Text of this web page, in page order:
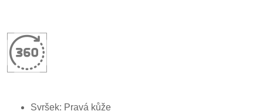
Svršek: Pravá kůže